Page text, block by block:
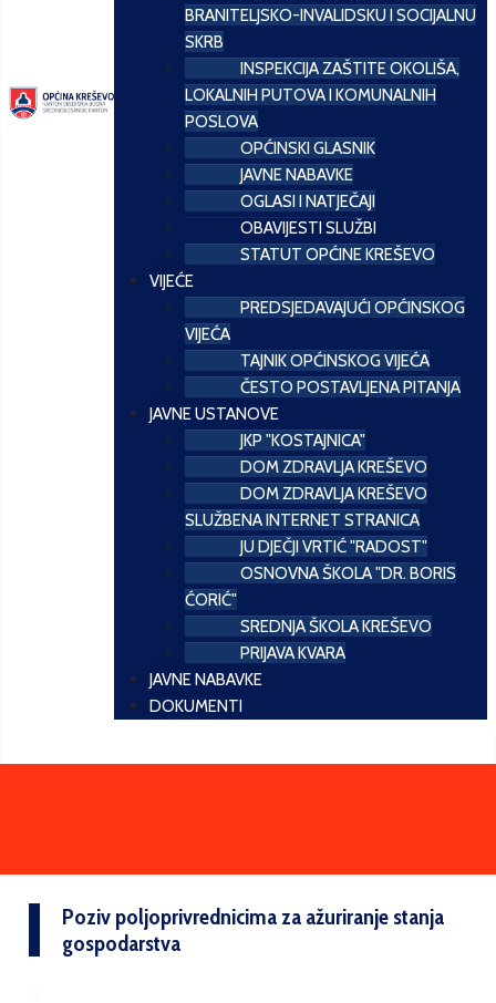
BRANITELJSKO-INVALIDSKU I SOCIJALNU
SKRB
INSPEKCIJA ZAŠTITE OKOLIŠA,
LOKALNIH PUTOVA I KOMUNALNIH
POSLOVA
OPĆINSKI GLASNIK
JAVNE NABAVKE
OGLASI I NATJEČAJI
OBAVIJESTI SLUŽBI
STATUT OPĆINE KREŠEVO
VIJEĆE
PREDSJEDAVAJUĆI OPĆINSKOG
VIJEĆA
TAJNIK OPĆINSKOG VIJEĆA
ČESTO POSTAVLJENA PITANJA
JAVNE USTANOVE
JKP "KOSTAJNICA"
DOM ZDRAVLJA KREŠEVO
DOM ZDRAVLJA KREŠEVO
SLUŽBENA INTERNET STRANICA
JU DJEČJI VRTIĆ "RADOST"
OSNOVNA ŠKOLA "DR. BORIS
ĆORIĆ"
SREDNJA ŠKOLA KREŠEVO
PRIJAVA KVARA
JAVNE NABAVKE
DOKUMENTI
Poziv poljoprivrednicima za ažuriranje stanja
gospodarstva